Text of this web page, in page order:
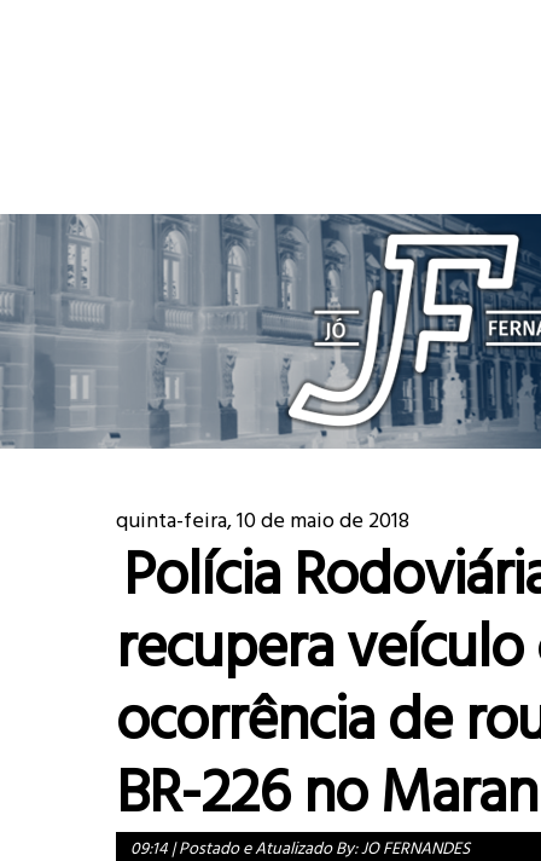
quinta-feira, 10 de maio de 2018
Polícia
recupera
ocorrência de
BR-226 no
09:14|Postado e Atualizado By:JO FERNANDES